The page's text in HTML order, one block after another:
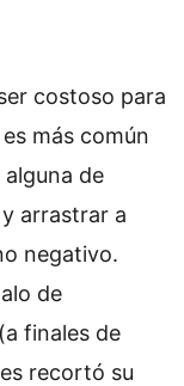
costoso para
más común
de
arrastrar a
negativo.
de
finales de
recortó su